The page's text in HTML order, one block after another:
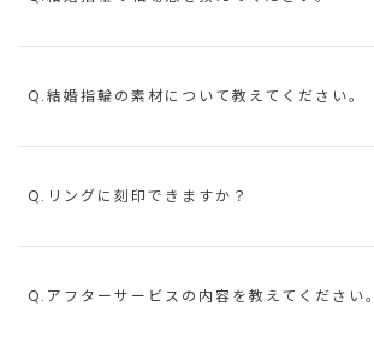
Q.結婚指輪の素材について教えてください。
Q.リングに刻印できますか？
Q.アフターサービスの内容を教えてください。